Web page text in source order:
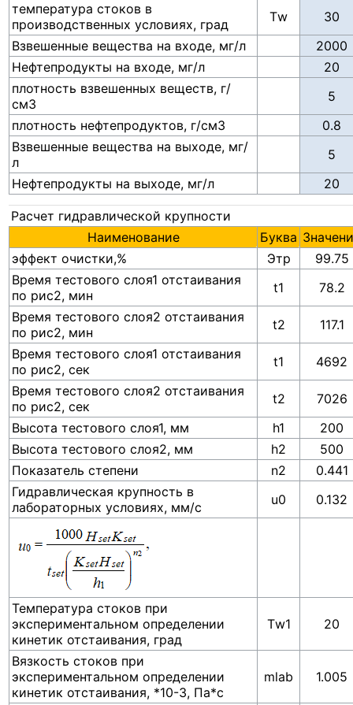
температура стоков в
производственных условиях, град
Тw
Взвешенные вещества на входе, мг/л
Нефтепродукты на входе, мг/л
плотность взвешенных веществ, г/
см3
плотность нефтепродуктов, г/см3
Взвешенные вещества на выходе, мг/
л
Нефтепродукты на выходе, мг/л
Расчет гидравлической крупности
Наименование
Буква
эффект очистки,%
Этр
99.75
Время тестового слоя1 отстаивания
по рис2, мин
t1
78.2
Время тестового слоя2 отстаивания
по рис2, мин
t2
117.1
Время тестового слоя1 отстаивания
по рис2, сек
t1
4692
Время тестового слоя2 отстаивания
по рис2, сек
t2
7026
Высота тестового слоя1, мм
h1
200
Высота тестового слоя2, мм
h2
500
Показатель степени
n2
0.441
Гидравлическая крупность в
лабораторных условиях, мм/с
u0 0.132
Температура стоков при
экспериментальном определении
кинетик отстаивания, град
Тw1 20
Вязкость стоков при
экспериментальном определении
кинетик отстаивания, *10-3, Па*с
mlab 1.005